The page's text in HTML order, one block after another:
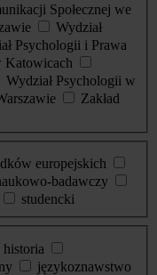
Społecznej we
Wydział
Psychologii i Prawa
Katowicach
Wydział Psychologii w
Zakład
europejskich
badawczy
studencki
historia
językoznawstwo